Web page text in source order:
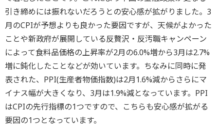
引き締めには振れないだろうとの安心感が拡がりました。3
月のCPIが予想よりも良かった要因ですが、天候がよかった
ことや新政府が展開している反贅沢・反汚職キャンペーン
によって食料品価格の上昇率が2月の6.0%増から3月は2.7%
増に鈍化したことなどが効いています。ちなみに同時に発
表された、PPI(生産者物価指数)は2月1.6%減からさらにマ
イナス幅が大きくなり、3月は1.9%減となっています。PPI
はCPIの先行指標の1つですので、こちらも安心感が拡がる
要因の1つとなっています。